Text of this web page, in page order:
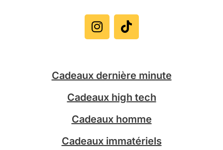
n
s
t
r
a
m
i
k
t
Cadeaux dernière minute
Cadeaux high tech
Cadeaux homme
Cadeaux immatériels